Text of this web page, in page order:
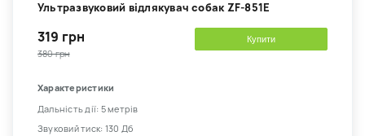
Ультразвуковий відлякувач собак ZF-851E
319 грн
380 грн
Купити
Характеристики
Дальність дії: 5 метрів
Звуковий тиск: 130 Дб